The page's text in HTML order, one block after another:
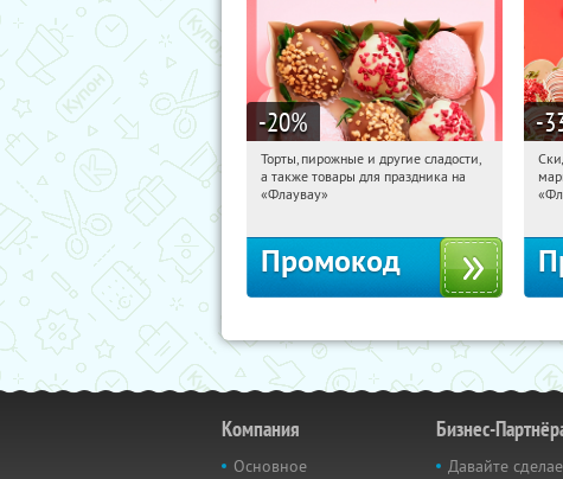
-20%
08:57:37 Получили:
Россия
Торты, пирожные и другие сладости,
а также товары для праздника на
«Флаувау»
Промокод
-
Компания
Основное
Бизнес-
Давайте